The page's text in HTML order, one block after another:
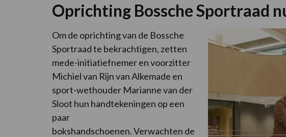
Oprichting Bossche Sportraad
Om de oprichting van de Bossche
Sportraad te bekrachtigen, zetten
mede-initiatiefnemer en voorzitter
Michiel van Rijn van Alkemade en
sport-wethouder Marianne van der
Sloot hun handtekeningen op een
paar
bokshandschoenen. Verwachten de